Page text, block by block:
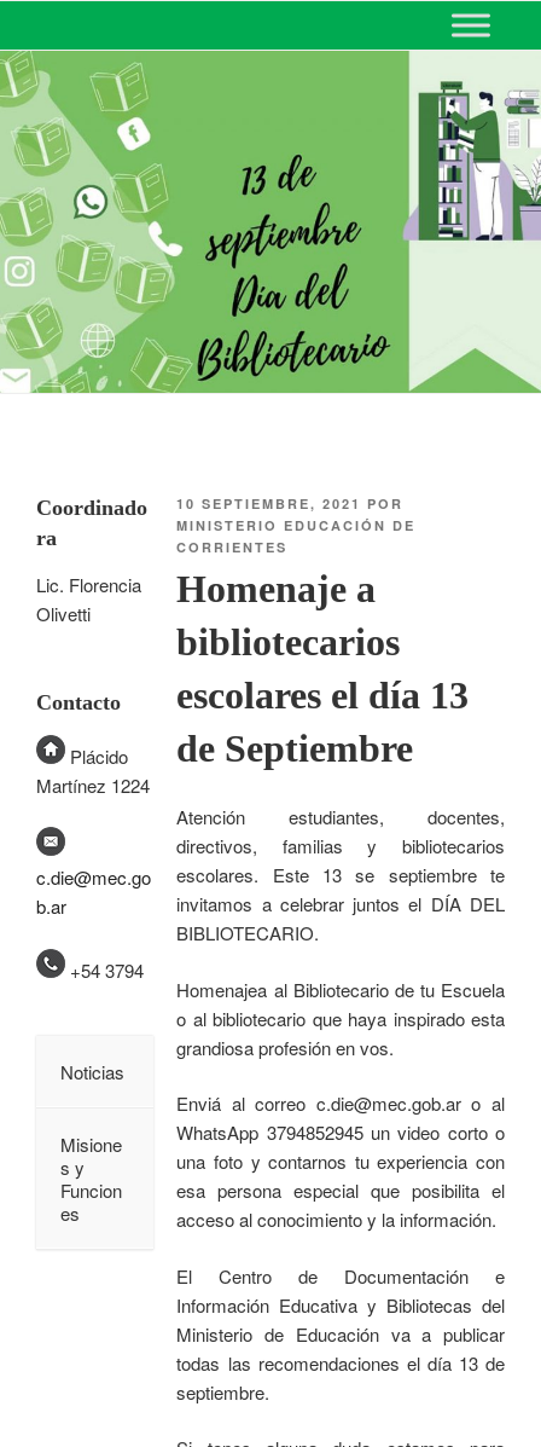
MINISTERIO DE EDUCACIÓN
DE CORRIENTES
10 SEPTIEMBRE, 2021
POR
MINISTERIO EDUCACIÓN DE
CORRIENTES
Homenaje a
bibliotecarios
escolares el día 13
de Septiembre
Atención estudiantes, docentes,
directivos, familias y bibliotecarios
escolares. Este 13 se septiembre te
invitamos a celebrar juntos el DÍA DEL
BIBLIOTECARIO.
Homenajea al Bibliotecario de tu Escuela
o al bibliotecario que haya inspirado esta
grandiosa profesión en vos.
Enviá al correo c.die@mec.gob.ar o al
WhatsApp 3794852945 un video corto o
una foto y contarnos tu experiencia con
esa persona especial que posibilita el
acceso al conocimiento y la información.
El Centro de Documentación e
Información Educativa y Bibliotecas del
Ministerio de Educación va a publicar
todas las recomendaciones el día 13 de
septiembre.
Coordinado
ra
Lic. Florencia
Olivetti
Contacto
Plácido
Martínez 1224
c.die@mec.go
b.ar
+54 3794
Noticias
Misione
s y
Funcion
es